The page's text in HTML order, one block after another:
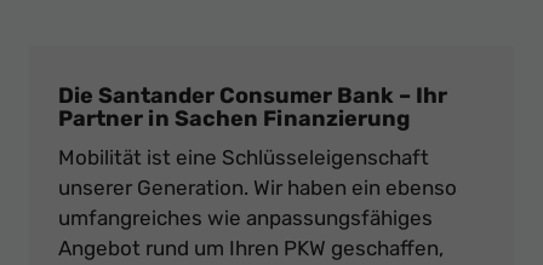
Die Santander Consumer Bank – Ihr
Partner in Sachen Finanzierung
Mobilität ist eine Schlüsseleigenschaft
unserer Generation. Wir haben ein ebenso
umfangreiches wie anpassungsfähiges
Angebot rund um Ihren PKW geschaffen,